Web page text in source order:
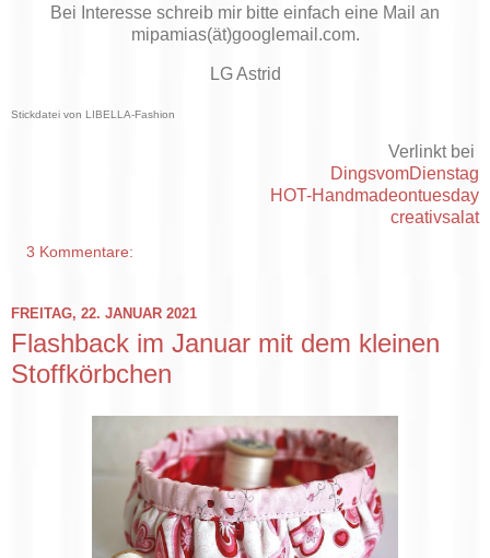
Bei Interesse schreib mir bitte einfach eine Mail an
mipamias(ät)googlemail.com.
LG Astrid
Stickdatei von LIBELLA-Fashion
Verlinkt bei
DingsvomDienstag
HOT-Handmadeontuesday
creativsalat
3 Kommentare:
FREITAG, 22. JANUAR 2021
Flashback im Januar mit dem kleinen
Stoffkörbchen